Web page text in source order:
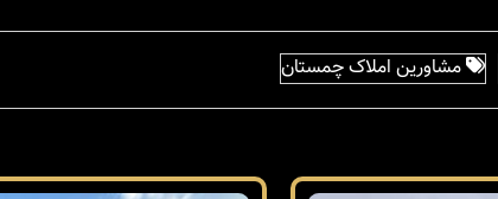
مشاورین املاک چمستان